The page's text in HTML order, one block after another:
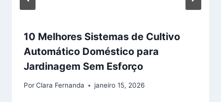
10 Melhores Sistemas de Cultivo
Automático Doméstico para
Jardinagem Sem Esforço
PorClara Fernanda janeiro 15, 2026